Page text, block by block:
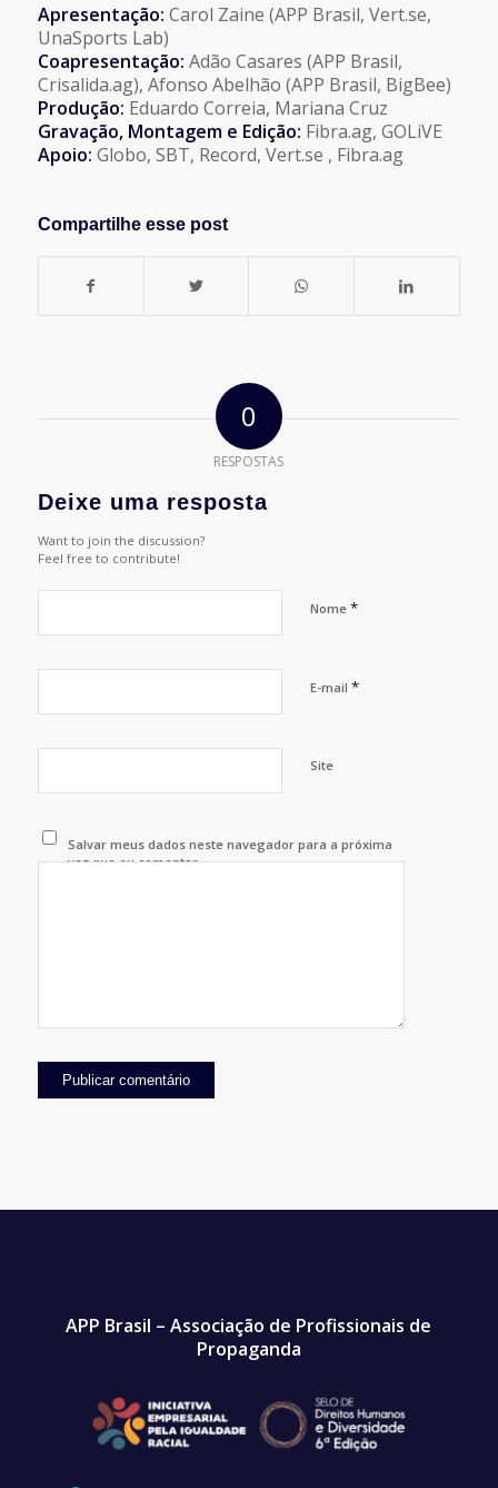
Apresentação: Carol Zaine (APP Brasil, Vert.se,
UnaSports Lab)
Coapresentação: Adão Casares (APP Brasil,
Crisalida.ag), Afonso Abelhão (APP Brasil, BigBee)
Produção: Eduardo Correia, Mariana Cruz
Gravação, Montagem e Edição: Fibra.ag, GOLiVE
Apoio: Globo, SBT, Record, Vert.se , Fibra.ag
Compartilhe esse post
0
RESPOSTAS
Deixe uma resposta
Want to join the discussion?
Feel free to contribute!
Nome *
E-mail *
Site
Salvar meus dados neste navegador para a próxima
vez que eu comentar.
APP Brasil – Associação de Profissionais de
Propaganda